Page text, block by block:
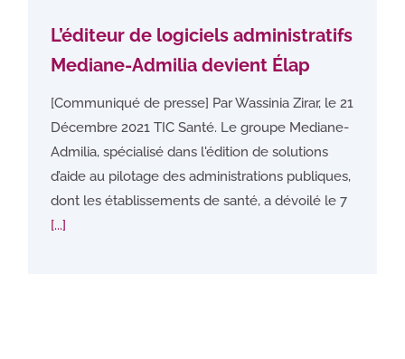
L’éditeur de logiciels administratifs
Mediane-Admilia devient Élap
[Communiqué de presse] Par Wassinia Zirar, le 21
Décembre 2021 TIC Santé. Le groupe Mediane-
Admilia, spécialisé dans l'édition de solutions
d’aide au pilotage des administrations publiques,
dont les établissements de santé, a dévoilé le 7
[...]